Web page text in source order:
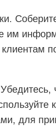
им
для